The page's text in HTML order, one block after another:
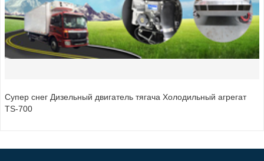
Супер снег Дизельный двигатель тягача Холодильный агрегат
TS-700